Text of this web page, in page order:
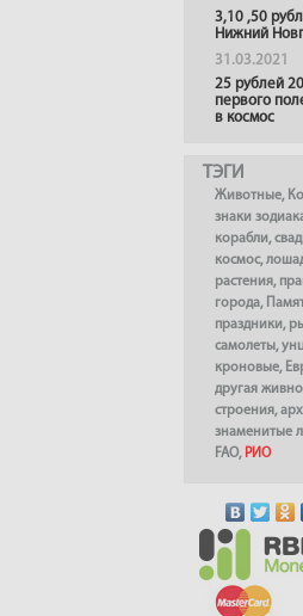
3,10 ,50
Нижний
31.03.2021
25 рублей
первого
в космос
ТЭГИ
Животные,
знаки
корабли,
космос,
растения,
города,
праздники,
самолеты,
кроновые,
другая
строения,
знаменитые
FAO, РИО